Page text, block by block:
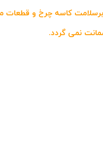
کاسه چرخ و قطعات
نمی گردد.